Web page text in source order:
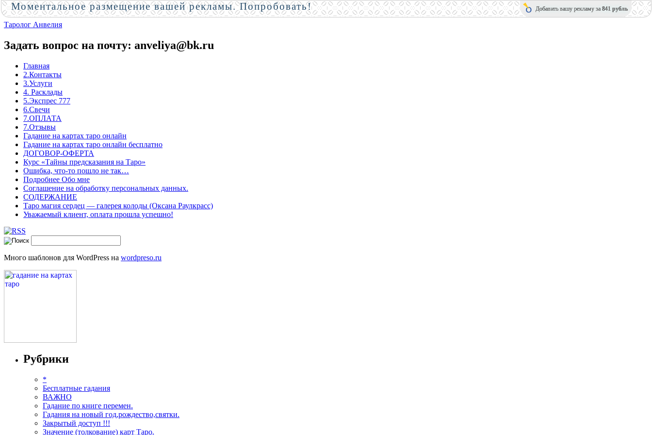
Таролог Анвелия
Задать вопрос на почту: anveliya@bk.ru
Главная
2.Контакты
3.Услуги
4. Расклады
5.Экспрес 777
6.Свечи
7.ОПЛАТА
7.Отзывы
Гадание на картах таро онлайн
Гадание на картах таро онлайн бесплатно
ДОГОВОР-ОФЕРТА
Курс «Тайны предсказания на Таро»
Ошибка, что-то пошло не так…
Подробнее Обо мне
Соглашение на обработку персональных данных.
СОДЕРЖАНИЕ
Таро магия сердец — галерея колоды (Оксана Раулкрасс)
Уважаемый клиент, оплата прошла успешно!
Много шаблонов для WordPress на wordpreso.ru
Рубрики
*
Бесплатные гадания
ВАЖНО
Гадание по книге перемен.
Гадания на новый год,рождество,святки.
Закрытый доступ !!!
Значение (толкование) карт Таро.
Моментальное размещение вашей рекламы. Попробовать! Добавить вашу рекламу за 841 рубль